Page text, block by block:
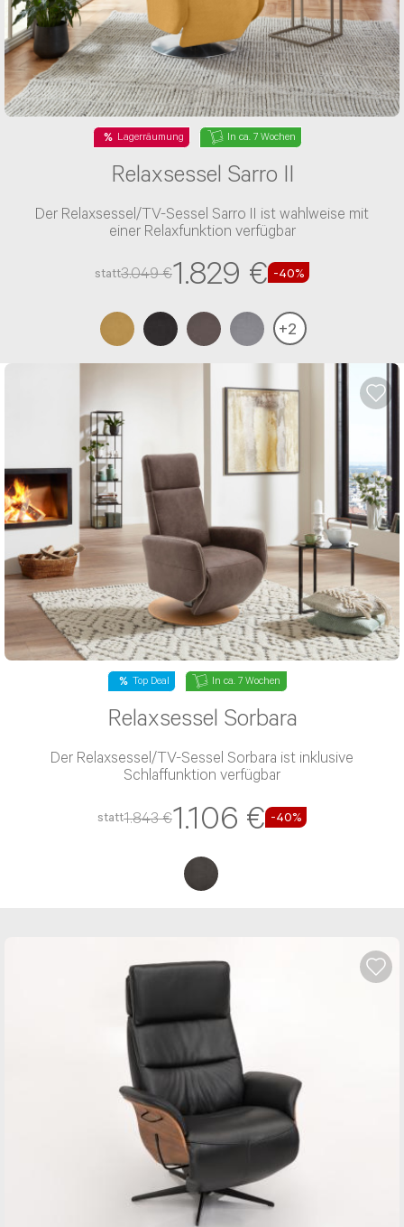
Lagerräumung In ca. 7 Wochen
Relaxsessel Sarro II
Der Relaxsessel/TV-Sessel Sarro II ist wahlweise mit
einer Relaxfunktion verfügbar
statt3.049 €1.829 € -40%
+2
Top Deal In ca. 7 Wochen
Relaxsessel Sorbara
Der Relaxsessel/TV-Sessel Sorbara ist inklusive
Schlaffunktion verfügbar
statt1.843 €1.106 € -40%